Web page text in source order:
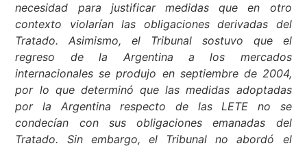
necesidad para justificar medidas que en otro
contexto violarían las obligaciones derivadas del
Tratado. Asimismo, el Tribunal sostuvo que el
regreso de la Argentina a los mercados
internacionales se produjo en septiembre de 2004,
por lo que determinó que las medidas adoptadas
por la Argentina respecto de las LETE no se
condecían con sus obligaciones emanadas del
Tratado. Sin embargo, el Tribunal no abordó el